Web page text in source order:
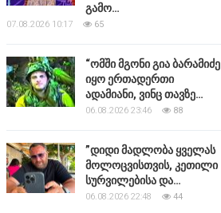
გამო…
07.08.2026 10:17 65
“ომში მგონი გია ბარამიძე
იყო ერთადერთი
ადამიანი, ვინც თავზე…
06.08.2026 23:46 88
”დიდი მადლობა ყველას
მოლოცვისთვის, კეთილი
სურვილებისა და…
06.08.2026 22:48 44